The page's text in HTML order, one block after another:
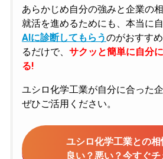
あらかじめ自分の強みと企業の
就活を進めるためにも、本当に
AIに診断してもらうのがおすす
るだけで、 サクッと簡単に自分
る!
ユシロ化学工業が自分に合った
ぜひご活用ください。
ユシロ化学工業との相
良い？悪い？今すぐチ